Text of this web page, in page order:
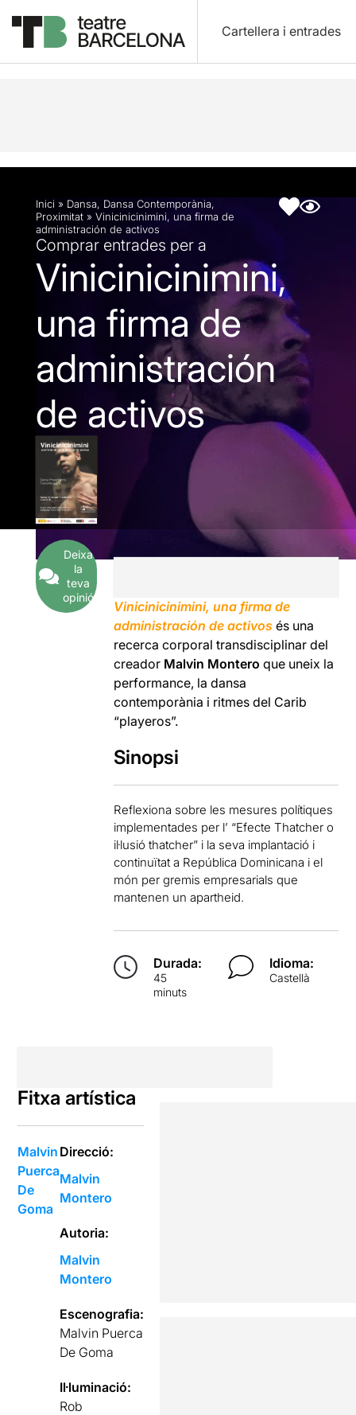
Cartellera i entrades
Descripció Fitxa artística
Inici » Dansa, Dansa Contemporània,
Proximitat » Vinicinicinimini, una firma de
administración de activos
Comprar entrades per a
Vinicinicinimini,
una firma de
administración
de activos
Deixa
la
teva
opinió
Vinicinicinimini, una firma de
administración de activos és una
recerca corporal transdisciplinar del
creador Malvin Montero que uneix la
performance, la dansa
contemporània i ritmes del Carib
“playeros”.
Sinopsi
Reflexiona sobre les mesures polítiques
implementades per l’ “Efecte Thatcher o
il·lusió thatcher” i la seva implantació i
continuïtat a República Dominicana i el
món per gremis empresarials que
mantenen un apartheid.
Durada:
45
minuts
Idioma:
Castellà
Fitxa artística
Malvin
Puerca
De
Goma
Direcció:
Malvin
Montero
Autoria:
Malvin
Montero
Escenografia:
Malvin Puerca
De Goma
Il·luminació:
Rob